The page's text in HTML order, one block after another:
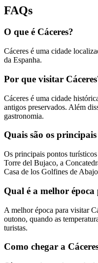
FAQs
O que é Cáceres?
Cáceres é uma cidade
da Espanha.
Por que visitar
Cáceres é uma cidade
antigos preservados. Além
gastronomia.
Quais são os
Os principais pontos
Torre del Bujaco, a
Casa de los Golfines de
Qual é a melhor
A melhor época para visitar
outono, quando as
turistas.
Como chegar a